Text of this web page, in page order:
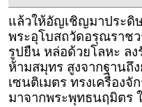
แล้วให้อัญเชิญมาประดิ
พระอุโบสถวัดอรุณราช
รูปยืน หล่อด้วยโลหะ ล
ห้ามสมุทร สูงจากฐาน
เซนติเมตร ทรงเครื่อง
มาจากพระพุทธนฤมิตร